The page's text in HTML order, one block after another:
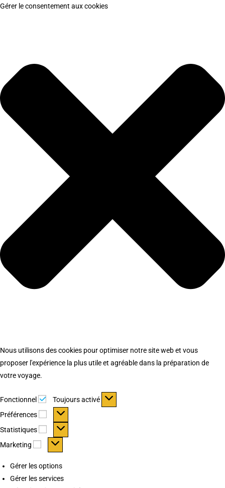
Gérer le consentement aux cookies
Nous utilisons des cookies pour optimiser notre site web et vous
proposer l'expérience la plus utile et agréable dans la préparation de
votre voyage.
Fonctionnel Fonctionnel
Toujours activé
Préférences
Préférences
Statistiques Statistiques
Marketing Marketing
Gérer les options
Gérer les services